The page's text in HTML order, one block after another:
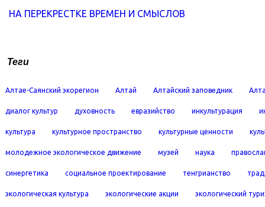
НА ПЕРЕКРЕСТКЕ ВРЕМЕН И СМЫСЛОВ
Теги
Алтае-Саянский экорегион Алтай Алтайский заповедник
диалог культур духовность евразийство инкультурация
культура культурное пространство культурные ценности
молодежное экологическое движение музей наука
синергетика социальное проектирование тенгрианство
экологическая культура экологические акции экологический